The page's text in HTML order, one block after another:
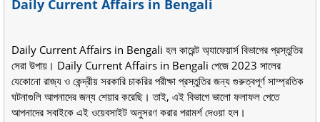
Daily Current Affairs in Bengali
Daily Current Affairs in Bengali হল কারেন্ট অ্যাফেয়ার্স বিভাগের প্রস্তুতির
সেরা উপায়। Daily Current Affairs in Bengali পেজে 2023 সালের
যেকোনো রাজ্য ও কেন্দ্রীয় সরকারি চাকরির পরীক্ষা প্রস্তুতির জন্য গুরুত্বপূর্ণ সাম্প্রতিক
ঘটনাগুলি আপনাদের জন্য শেয়ার করেছি। তাই, এই বিভাগে ভালো ফলাফল পেতে
আপনাদের সবাইকে এই ওয়েবসাইট অনুসরণ করার পরামর্শ দেওয়া হল।